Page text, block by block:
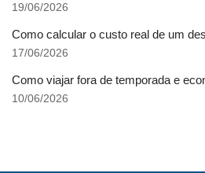
19/06/2026
Como calcular o custo real de um
17/06/2026
Como viajar fora de temporada e
10/06/2026